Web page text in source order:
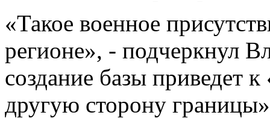
«Такое военное
регионе», - подчеркнул
создание базы приведет
другую сторону